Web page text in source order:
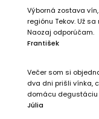
Výborná zostava
regiónu Tekov. Už
Naozaj odporúčam.
František
Večer som si
dva dni prišli vínka,
domácu
Júlia